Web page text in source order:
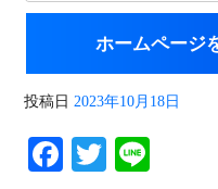
ホームページ
投稿日 2023年10月18日
Fa T